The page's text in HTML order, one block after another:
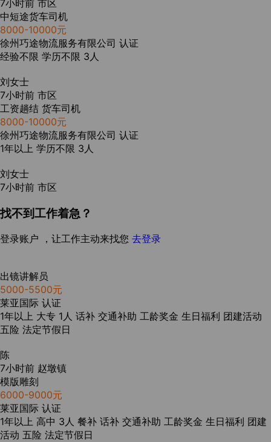
7小时前 市区
中短途货车司机
8000-10000元
徐州巧途物流服务有限公司 认证
经验不限 学历不限 3人
刘女士
7小时前 市区
工资趟结 货车司机
8000-10000元
徐州巧途物流服务有限公司 认证
1年以上 学历不限 3人
刘女士
7小时前 市区
找不到工作着急？
登录账户 ，让工作主动来找您 去登录
出镜讲解员
5000-5500元
莱亚国际 认证
1年以上 大专 1人 话补 交通补助 工龄奖金 生日福利 团建活动
五险 法定节假日
陈
7小时前 赵墩镇
模版雕刻
6000-9000元
莱亚国际 认证
1年以上 高中 3人 餐补 话补 交通补助 工龄奖金 生日福利 团建
活动 五险 法定节假日